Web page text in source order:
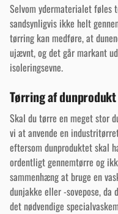
Selvom ydermaterialet føles
sandsynligvis ikke helt
tørring kan medføre, at
ujævnt, og det går markant
isoleringsevne.
Tørring af
Skal du tørre en meget stor
vi at anvende en
eftersom dunproduktet skal
ordentligt gennemtørre og
sammenhæng at bruge en
dunjakke eller -sovepose,
det nødvendige